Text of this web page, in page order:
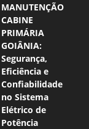
MANUTENÇÃO
CABINE
PRIMÁRIA
GOIÂNIA:
Segurança,
Eficiência e
Confiabilidade
no Sistema
Elétrico de
Potência